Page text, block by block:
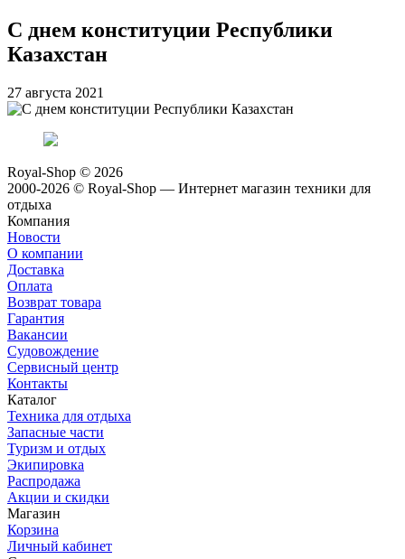
С днем конституции Республики
Казахстан
27 августа 2021
Royal-Shop © 2026
2000-2026 © Royal-Shop — Интернет магазин техники для
отдыха
Компания
Новости
О компании
Доставка
Оплата
Возврат товара
Гарантия
Вакансии
Судовождение
Сервисный центр
Контакты
Каталог
Техника для отдыха
Запасные части
Туризм и отдых
Экипировка
Распродажа
Акции и скидки
Магазин
Корзина
Личный кабинет